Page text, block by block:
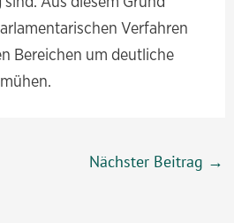
Verfahren
Bereichen um deutliche
Nächster Beitrag →